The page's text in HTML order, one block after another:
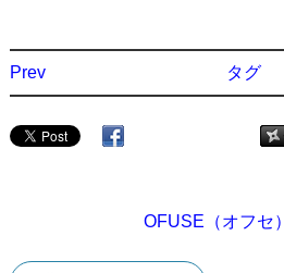
Prev タグ
OFUSE（オフセ）